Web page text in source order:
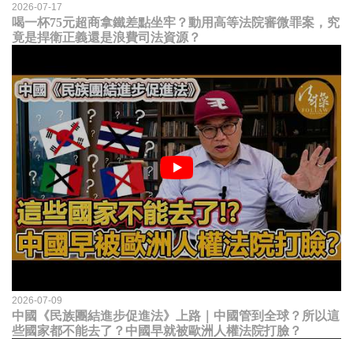
2026-07-17
喝一杯75元超商拿鐵差點坐牢？動用高等法院審微罪案，究
竟是捍衛正義還是浪費司法資源？
2026-07-09
中國《民族團結進步促進法》上路｜中國管到全球？所以這
些國家都不能去了？中國早就被歐洲人權法院打臉？